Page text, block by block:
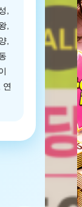
,
,
,
연